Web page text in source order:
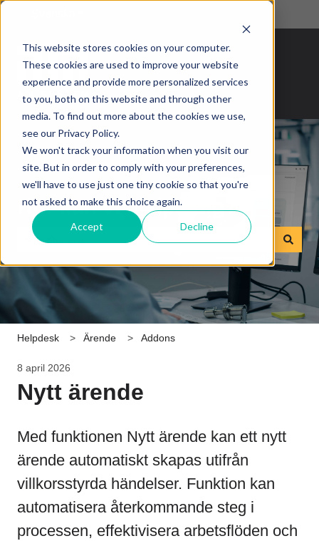
This website stores cookies on your computer.
These cookies are used to improve your website
experience and provide more personalized services
to you, both on this website and through other
media. To find out more about the cookies we use,
see our Privacy Policy.
We won't track your information when you visit our
site. But in order to comply with your preferences,
we'll have to use just one tiny cookie so that you're
not asked to make this choice again.
Accept Decline
Hur kan vi hjälpa dig?
Helpdesk Ärende Addons
8 april 2026
Nytt ärende
Med funktionen Nytt ärende kan ett nytt
ärende automatiskt skapas utifrån
villkorsstyrda händelser. Funktion kan
automatisera återkommande steg i
processen, effektivisera arbetsflöden och